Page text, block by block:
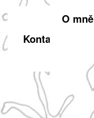
Kontakt
O mně